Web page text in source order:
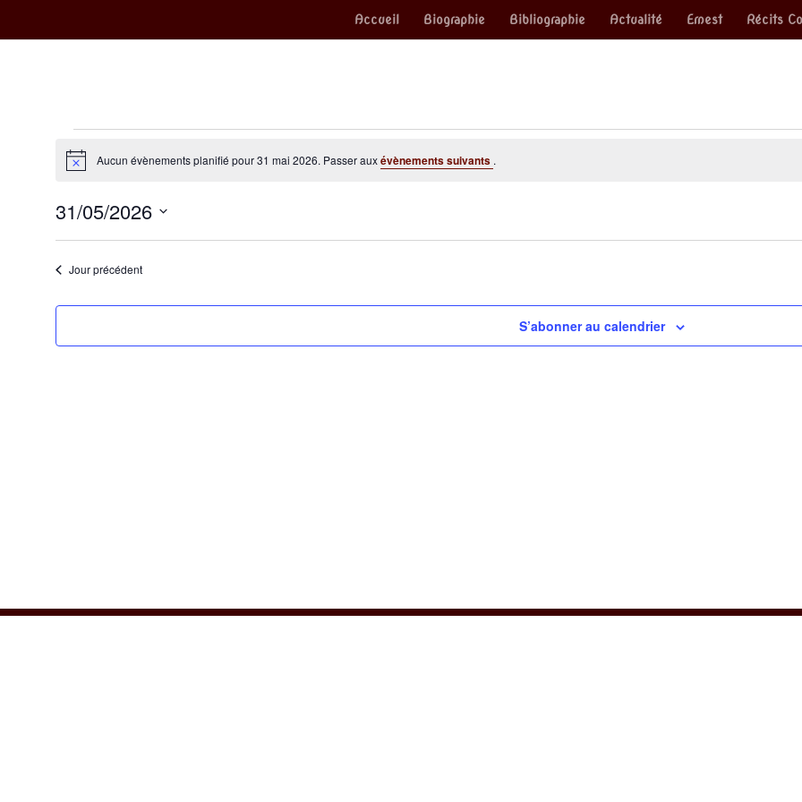
Accueil Biographie Bibliographie Actualité Ernest Récits
Évènements
for
31
mai
2026
Notice Aucun évènements planifié pour 31 mai 2026. Passer auxévènements suivants .
31/05/2026
date.Jour précédent
S’abonner au calendrier